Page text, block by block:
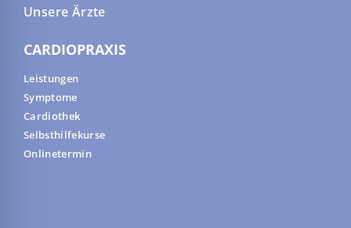
Unsere Ärzte
CARDIOPRAXIS
Leistungen
Symptome
Cardiothek
Selbsthilfekurse
Onlinetermin